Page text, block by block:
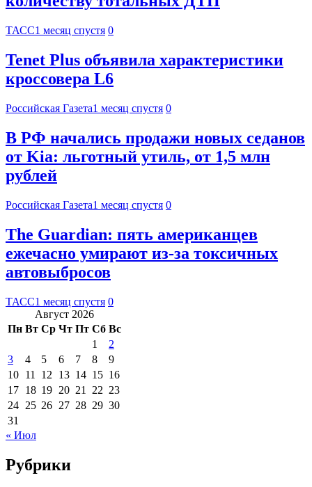
ТАСС1 месяц спустя 0
Tenet Plus объявила характеристики
кроссовера L6
Российская Газета1 месяц спустя 0
В РФ начались продажи новых седанов
от Kia: льготный утиль, от 1,5 млн
рублей
Российская Газета1 месяц спустя 0
The Guardian: пять американцев
ежечасно умирают из-за токсичных
автовыбросов
ТАСС1 месяц спустя 0
Август 2026
Пн Вт Ср Чт Пт Сб Вс
1
2
3
4 5 6 7 8
9
10 11 12 13 14 15 16
17 18 19 20 21 22 23
24 25 26 27 28 29 30
31
« Июл
Рубрики